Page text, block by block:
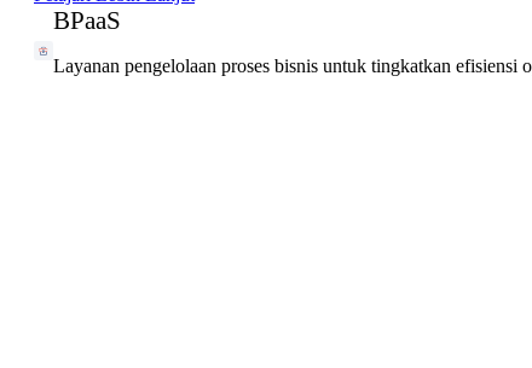
BPaaS
Layanan pengelolaan proses bisnis untuk tingkatkan efisiensi